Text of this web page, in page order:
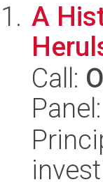
A
Call:
Panel: